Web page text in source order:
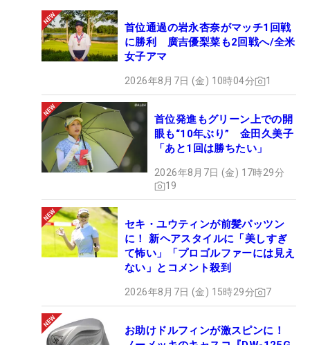
首位通過の岩永杏奈がマッチ1回戦
に勝利 廣吉優梨菜も2回戦へ/全米
女子アマ
2026年8月7日 (金) 10時04分 1
首位発進もグリーン上での開
眼も“10年ぶり” 金田久美子
「あと1回は勝ちたい」
2026年8月7日 (金) 17時29分
19
セキ・ユウティンが前髪パッツン
に！ 新ヘアスタイルに「美しすぎ
て怖い」「プロゴルファーには見え
ない」とコメント殺到
2026年8月7日 (金) 15時29分 7
お助けドルフィンが激スピンに！